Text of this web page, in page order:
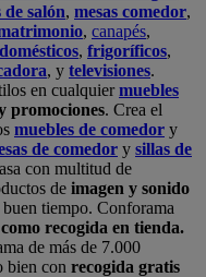
de salón, mesas comedor,
, canapés,
, frigoríficos,
, y televisiones.
en cualquiermuebles
promociones. Crea el
muebles de comedor y
de comedor y sillas de
con multitud de
de imagen y sonido
buen tiempo. Conforama
recogida en tienda.
de más de 7.000
bien con recogida gratis